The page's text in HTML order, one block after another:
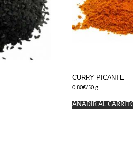
CURRY PICANTE
0,80€/50 g
AÑADIR AL